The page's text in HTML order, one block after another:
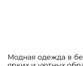
Модная одежда в